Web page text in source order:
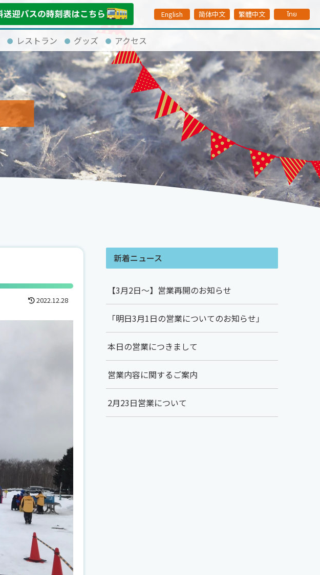
English 简体中文 繁體中文 ไทย
レストラン グッズ アクセス
2022.12.28
新着ニュース
【3月2日～】営業再開のお知らせ
「明日3月1日の営業についてのお知らせ」
本日の営業につきまして
営業内容に関するご案内
2月23日営業について